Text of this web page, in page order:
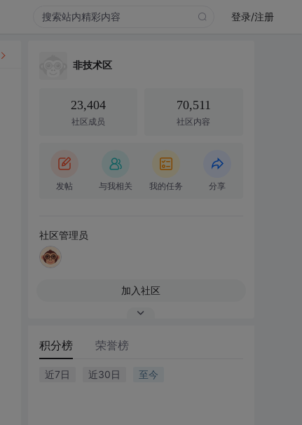
登录/注册
非技术区
23,404
社区成员
70,511
社区内容
发帖 与我相关 我的任务 分享
社区管理员
加入社区
积分榜 荣誉榜
近7日 近30日 至今